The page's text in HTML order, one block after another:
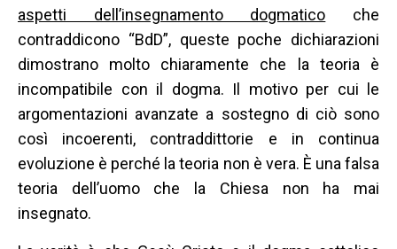
aspetti dell’insegnamento dogmatico che
contraddicono “BdD”, queste poche dichiarazioni
dimostrano molto chiaramente che la teoria è
incompatibile con il dogma. Il motivo per cui le
argomentazioni avanzate a sostegno di ciò sono
così incoerenti, contraddittorie e in continua
evoluzione è perché la teoria non è vera. È una falsa
teoria dell’uomo che la Chiesa non ha mai
insegnato.